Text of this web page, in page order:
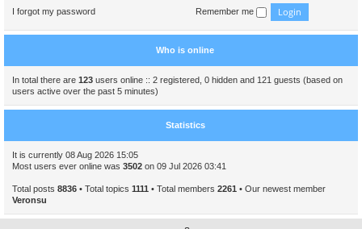
I forgot my password Remember me
Who is online
In total there are 123 users online :: 2 registered, 0 hidden and 121 guests (based on
users active over the past 5 minutes)
Statistics
It is currently 08 Aug 2026 15:05
Most users ever online was 3502 on 09 Jul 2026 03:41
Total posts 8836 • Total topics 1111 • Total members 2261 • Our newest member
Veronsu